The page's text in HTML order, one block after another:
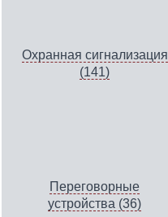
Охранная сигнализация
(141)
Переговорные
устройства (36)